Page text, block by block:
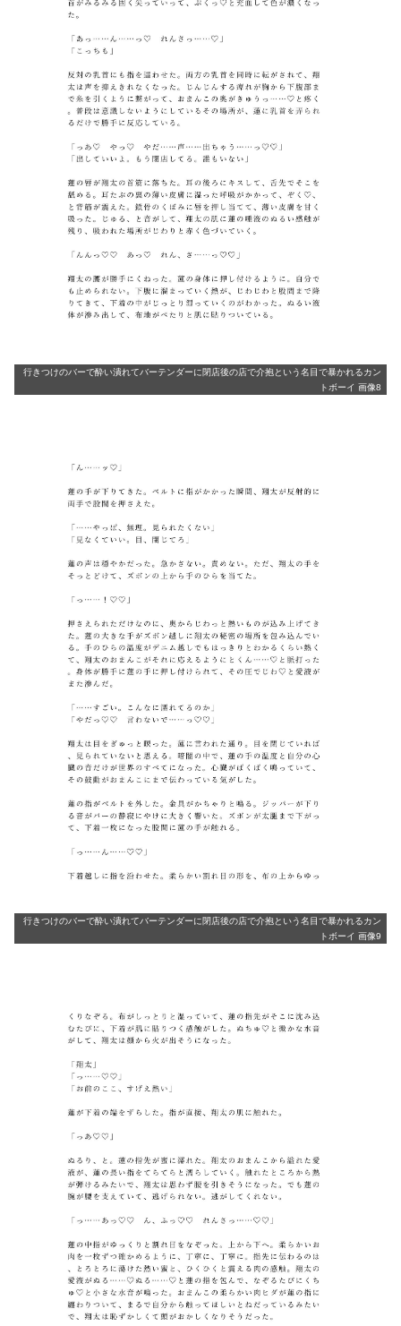
行きつけのバーで酔い潰れてバーテンダーに閉店後の店で介抱という名目で暴かれるカン
トボーイ 画像8
行きつけのバーで酔い潰れてバーテンダーに閉店後の店で介抱という名目で暴かれるカン
トボーイ 画像9